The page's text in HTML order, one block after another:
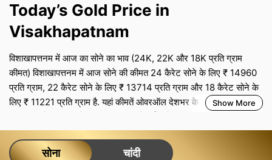
Today’s Gold Price in
Visakhapatnam
विशाखापत्तनम में आज का सोने का भाव (24K, 22K और 18K प्रति ग्राम
कीमत) विशाखापत्तनम में आज सोने की कीमत 24 कैरेट सोने के लिए ₹ 14960
प्रति ग्राम, 22 कैरेट सोने के लिए ₹ 13714 प्रति ग्राम और 18 कैरेट सोने के
लिए ₹ 11221 प्रति ग्राम है. यहां कीमतें ओवरऑल देशभर के ट्रेंड के अनुसार हैं,
ट्रांसपोर्टेशन और बीमा लागत के साथ-साथ शहर-विशेष टैक्‍स से तय होता है.
विशाखापत्तनम में शादी या त्योहारों के व्यस्त सीजन के दौरान, मजबूत मांग और
Show More
सोना चांदी